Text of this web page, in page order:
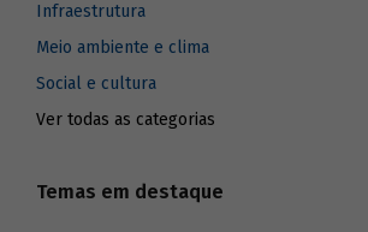
Infraestrutura
Meio ambiente e clima
Social e cultura
Ver todas as categorias
Temas em destaque